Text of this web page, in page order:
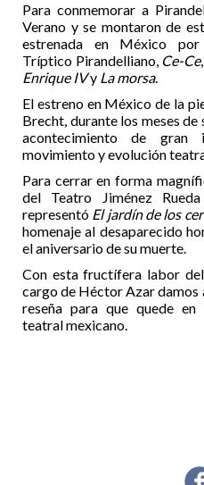
Para conmemorar a
Verano y se montaron de
estrenada en México
Tríptico Pirandelliano, Ce-Ce,
Enrique IVy La morsa.
El estreno en México de la
Brecht, durante los meses
acontecimiento de gran
movimiento y evolución
Para cerrar en forma
del Teatro Jiménez
representó El jardín de los
homenaje al desaparecido
el aniversario de su muerte.
Con esta fructífera labor
cargo de Héctor Azar damos
reseña para que quede
teatral mexicano.